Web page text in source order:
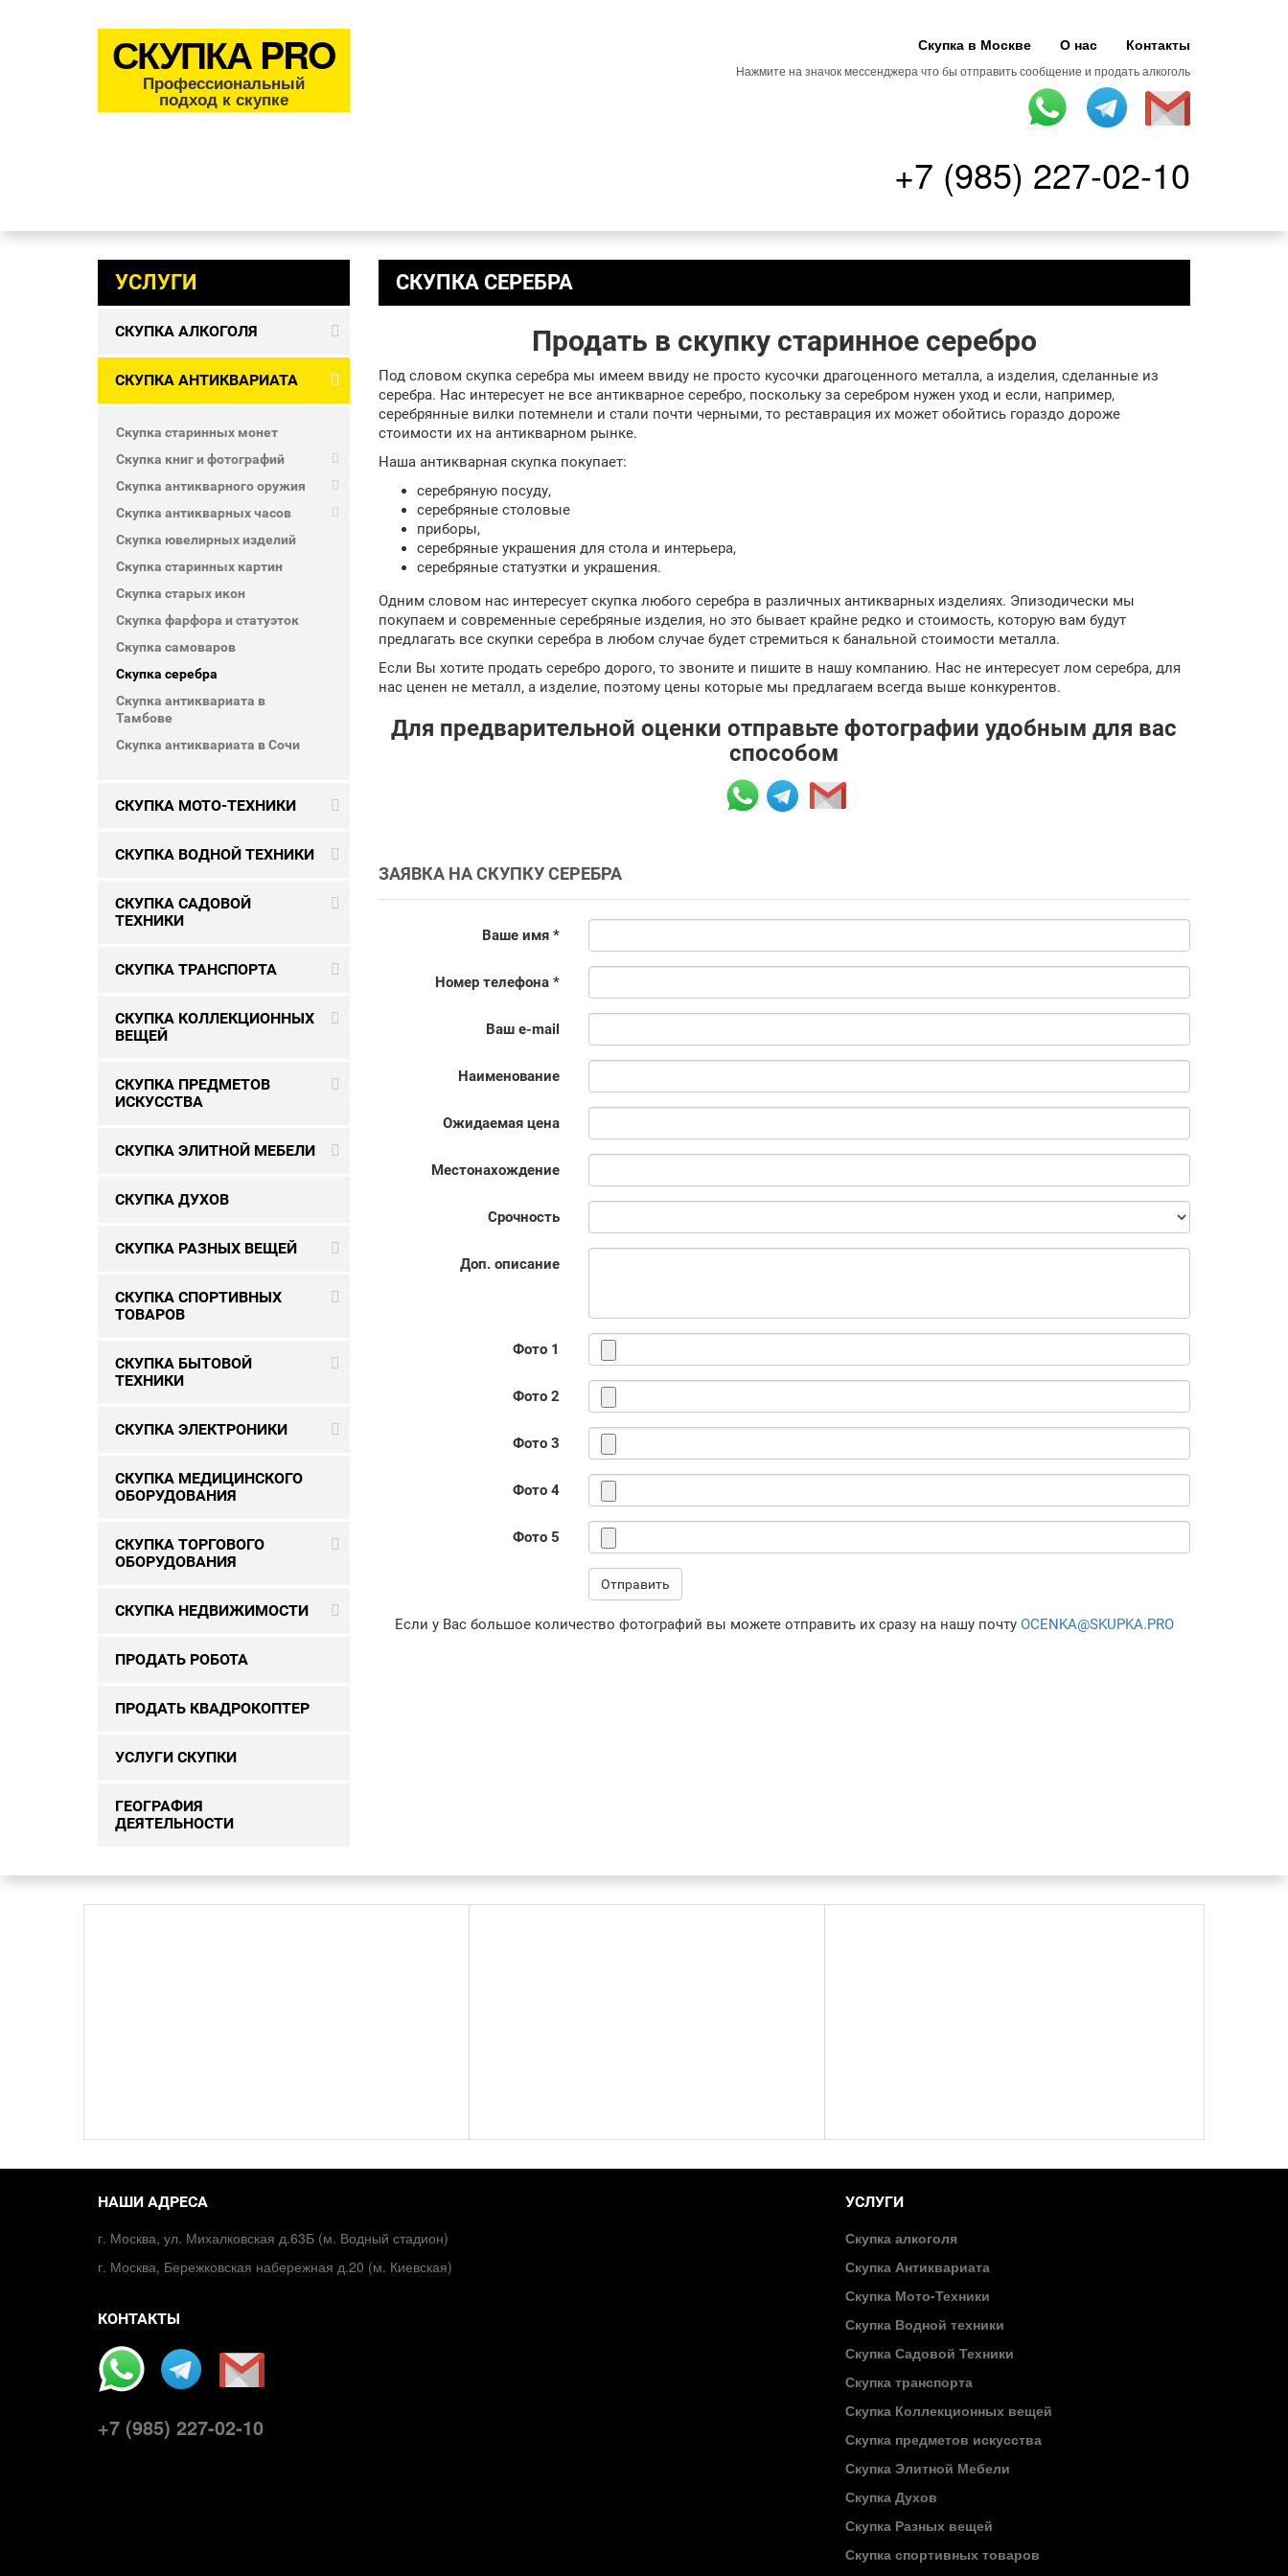
СКУПКА PRO
Профессиональный
подход к скупке
Скупка в Москве О нас Контакты
Нажмите на значок мессенджера что бы отправить сообщение и продать алкоголь
+7 (985) 227-02-10
УСЛУГИ
СКУПКА АЛКОГОЛЯ
СКУПКА АНТИКВАРИАТА
Скупка старинных монет
Скупка книг и фотографий
Скупка антикварного оружия
Скупка антикварных часов
Cкупка ювелирных изделий
Скупка старинных картин
Скупка старых икон
Скупка фарфора и статуэток
Скупка самоваров
Скупка серебра
Скупка антиквариата в
Тамбове
Скупка антиквариата в Сочи
СКУПКА МОТО-ТЕХНИКИ
СКУПКА ВОДНОЙ ТЕХНИКИ
СКУПКА САДОВОЙ
ТЕХНИКИ
СКУПКА ТРАНСПОРТА
СКУПКА КОЛЛЕКЦИОННЫХ
ВЕЩЕЙ
СКУПКА ПРЕДМЕТОВ
ИСКУССТВА
СКУПКА ЭЛИТНОЙ МЕБЕЛИ
СКУПКА ДУХОВ
СКУПКА РАЗНЫХ ВЕЩЕЙ
СКУПКА СПОРТИВНЫХ
ТОВАРОВ
СКУПКА БЫТОВОЙ
ТЕХНИКИ
СКУПКА ЭЛЕКТРОНИКИ
СКУПКА МЕДИЦИНСКОГО
ОБОРУДОВАНИЯ
СКУПКА ТОРГОВОГО
ОБОРУДОВАНИЯ
СКУПКА НЕДВИЖИМОСТИ
ПРОДАТЬ РОБОТА
ПРОДАТЬ КВАДРОКОПТЕР
УСЛУГИ СКУПКИ
ГЕОГРАФИЯ
ДЕЯТЕЛЬНОСТИ
СКУПКА СЕРЕБРА
Продать в скупку старинное серебро
Под словом скупка серебра мы имеем ввиду не просто кусочки драгоценного металла, а изделия, сделанные из
серебра. Нас интересует не все антикварное серебро, поскольку за серебром нужен уход и если, например,
серебрянные вилки потемнели и стали почти черными, то реставрация их может обойтись гораздо дороже
стоимости их на антикварном рынке.
Наша антикварная скупка покупает:
серебряную посуду,
серебряные столовые
приборы,
серебряные украшения для стола и интерьера,
серебряные статуэтки и украшения.
Одним словом нас интересует скупка любого серебра в различных антикварных изделиях. Эпизодически мы
покупаем и современные серебряные изделия, но это бывает крайне редко и стоимость, которую вам будут
предлагать все скупки серебра в любом случае будет стремиться к банальной стоимости металла.
Если Вы хотите продать серебро дорого, то звоните и пишите в нашу компанию. Нас не интересует лом серебра, для
нас ценен не металл, а изделие, поэтому цены которые мы предлагаем всегда выше конкурентов.
Для предварительной оценки отправьте фотографии удобным для вас
способом
ЗАЯВКА НА СКУПКУ СЕРЕБРА
Ваше имя *
Номер телефона *
Ваш e-mail
Наименование
Ожидаемая цена
Местонахождение
Срочность
Доп. описание
Фото 1
Фото 2
Фото 3
Фото 4
Фото 5
Отправить
Если у Вас большое количество фотографий вы можете отправить их сразу на нашу почту OCENKA@SKUPKA.PRO
НАШИ АДРЕСА
г. Москва, ул. Михалковская д.63Б (м. Водный стадион)
г. Москва, Бережковская набережная д.20 (м. Киевская)
КОНТАКТЫ
+7 (985) 227-02-10
УСЛУГИ
Скупка алкоголя
Скупка Антиквариата
Скупка Мото-Техники
Скупка Водной техники
Скупка Садовой Техники
Скупка транспорта
Скупка Коллекционных вещей
Скупка предметов искусства
Скупка Элитной Мебели
Скупка Духов
Скупка Разных вещей
Скупка спортивных товаров